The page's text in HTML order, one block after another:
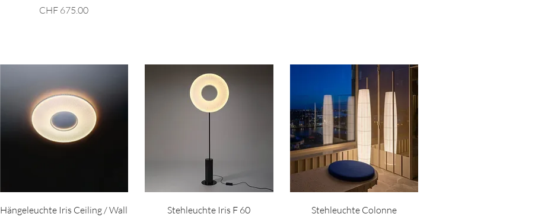
Preis
CHF 675.00
Schnellansicht
Hängeleuchte Iris Ceiling / Wall
Schnellansicht
Stehleuchte Iris F 60
Schnellansicht
Stehleuchte Colonne